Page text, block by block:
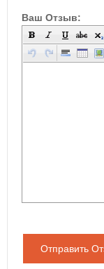
Ваш Отзыв:
Отправить